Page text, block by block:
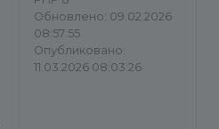
Обновлено: 09.02.2026
08:57:55
Опубликовано:
11.03.2026 08:03:26